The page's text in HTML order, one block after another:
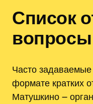
Список
вопросы
Часто
формате кратких
Матушкино ౼